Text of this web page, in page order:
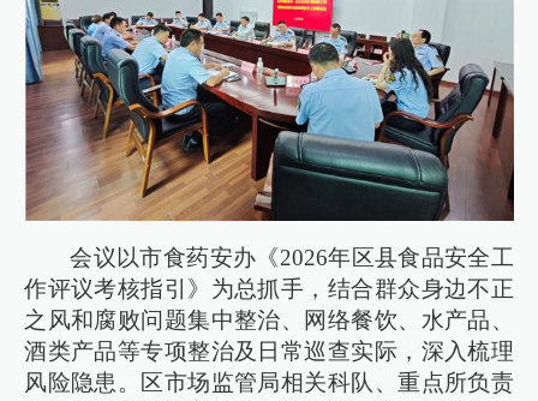
会议以市食药安办《2026年区县食品安全工
作评议考核指引》为总抓手，结合群众身边不正
之风和腐败问题集中整治、网络餐饮、水产品、
酒类产品等专项整治及日常巡查实际，深入梳理
风险隐患。区市场监管局相关科队、重点所负责